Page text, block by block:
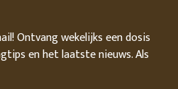
Stoltz in de spotlight: het
bohemian Scandinavische
unieke dessins. In deze blog
textielkeuzes je interieur
Ontvang wekelijks een dosis
en het laatste nieuws. Als